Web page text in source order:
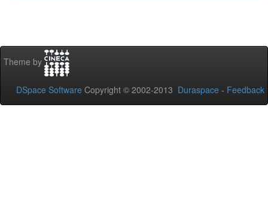
Theme by
DSpace Software Copyright © 2002-2013 Duraspace - Feedback